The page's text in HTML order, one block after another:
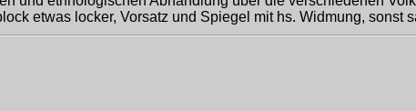
etwas locker, Vorsatz und Spiegel mit hs. Widmung, sonst